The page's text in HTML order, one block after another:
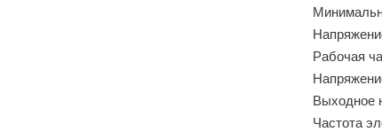
Рабочая
Выходное
Частота